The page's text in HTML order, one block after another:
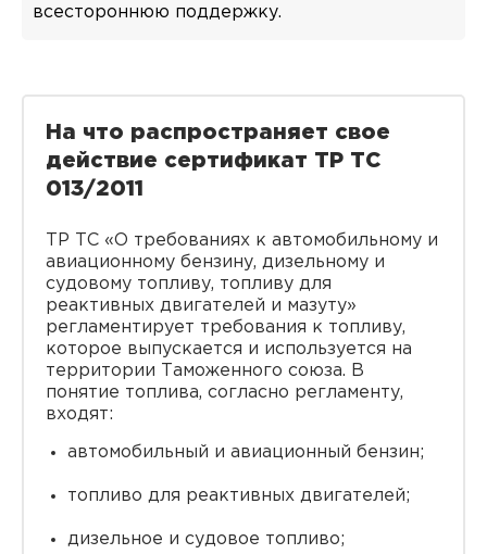
всестороннюю поддержку.
На что распространяет свое
действие сертификат ТР ТС
013/2011
ТР ТС «О требованиях к автомобильному и
авиационному бензину, дизельному и
судовому топливу, топливу для
реактивных двигателей и мазуту»
регламентирует требования к топливу,
которое выпускается и используется на
территории Таможенного союза. В
понятие топлива, согласно регламенту,
входят:
автомобильный и авиационный бензин;
топливо для реактивных двигателей;
дизельное и судовое топливо;